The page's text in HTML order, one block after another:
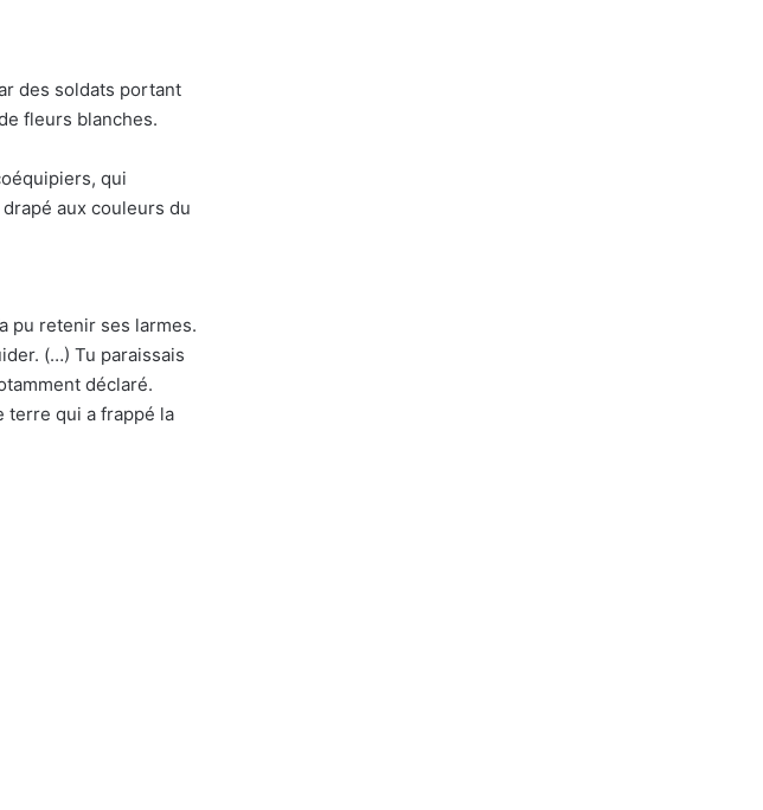
des soldats portant
fleurs blanches.
qui
aux couleurs du
pu retenir ses larmes.
(…) Tu paraissais
déclaré.
terre qui a frappé la